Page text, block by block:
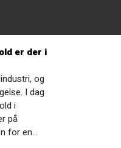
er der i
og
I dag
i
på
for en…